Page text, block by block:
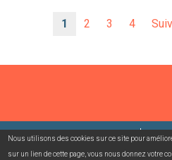
Page
1 Page
2 Page
3 Page
4
©2026 USACcgt
Nous utilisons des cookies sur ce site pour
sur un lien de cette page, vous nous donnez votre